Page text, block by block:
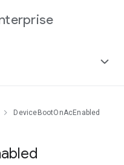
DeviceBootOnAcEnabled